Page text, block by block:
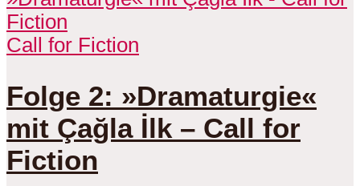
Call for Fiction
Folge 2: »Dramaturgie«
mit Çağla İlk – Call for
Fiction